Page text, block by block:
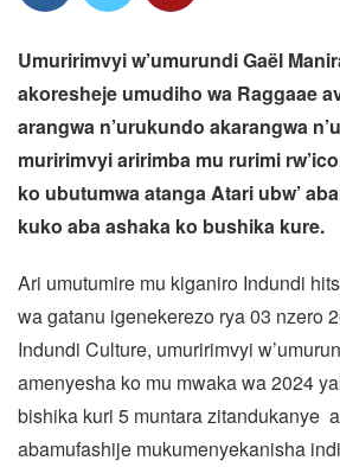
Umuririmvyi w’umurundi Gaël
akoresheje umudiho wa Raggaae
arangwa n’urukundo akarangwa
muririmvyi aririmba mu rurimi
ko ubutumwa atanga Atari ubw’
kuko aba ashaka ko bushika kure.
Ari umutumire mu kiganiro Indundi
wa gatanu igenekerezo rya 03 nzero
Indundi Culture, umuririmvyi
amenyesha ko mu mwaka wa 2024
bishika kuri 5 muntara zitandukanye
abamufashije mukumenyekanisha